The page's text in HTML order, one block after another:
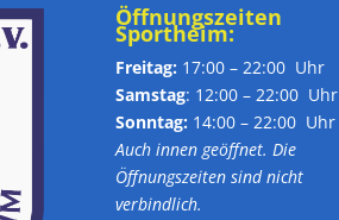
Öffnungszeiten
Sportheim:
Freitag: 17:00 – 22:00 Uhr
Samstag: 12:00 – 22:00 Uhr
Sonntag: 14:00 – 22:00 Uhr
Auch innen geöffnet. Die
Öffnungszeiten sind nicht
verbindlich.